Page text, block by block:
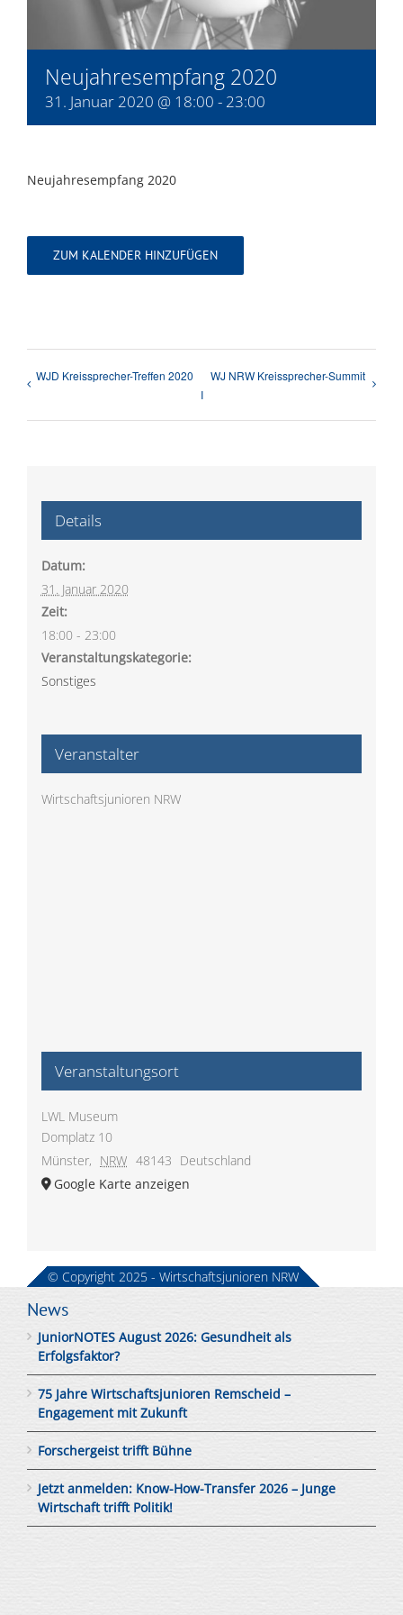
Neujahresempfang 2020
31. Januar 2020 @ 18:00 - 23:00
Neujahresempfang 2020
ZUM KALENDER HINZUFÜGEN
WJD Kreissprecher-Treffen 2020
WJ NRW Kreissprecher-Summit
I
Details
Datum:
31. Januar 2020
Zeit:
18:00 - 23:00
Veranstaltungskategorie:
Sonstiges
Veranstalter
Wirtschaftsjunioren NRW
Veranstaltungsort
LWL Museum
Domplatz 10
Münster, NRW 48143 Deutschland
Google Karte anzeigen
News
JuniorNOTES August 2026: Gesundheit als
Erfolgsfaktor?
75 Jahre Wirtschaftsjunioren Remscheid –
Engagement mit Zukunft
Forschergeist trifft Bühne
Jetzt anmelden: Know-How-Transfer 2026 – Junge
Wirtschaft trifft Politik!
© Copyright 2025 - Wirtschaftsjunioren NRW